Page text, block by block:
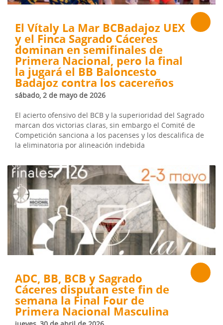
El Vítaly La Mar BCBadajoz UEX
y el Finca Sagrado Cáceres
dominan en semifinales de
Primera Nacional, pero la final
la jugará el BB Baloncesto
Badajoz contra los cacereños
sábado, 2 de mayo de 2026
El acierto ofensivo del BCB y la superioridad del Sagrado
marcan dos victorias claras, sin embargo el Comité de
Competición sanciona a los pacenses y los descalifica de
la eliminatoria por alineación indebida
ADC, BB, BCB y Sagrado
Cáceres disputan este fin de
semana la Final Four de
Primera Nacional Masculina